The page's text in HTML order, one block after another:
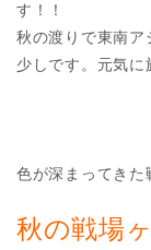
す！！
秋の渡りで東南ア
少しです。元気
色が深まってきた
秋の戦場